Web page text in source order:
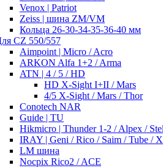
Venox | Patriot
Zeiss | шина ZM/VM
Кольца 26-30-34-35-36-40 мм
CZ 550/557
Aimpoint | Micro / Acro
ARKON Alfa 1+2 / Arma
ATN | 4 / 5 / HD
HD X-Sight I+II / Mars
4/5 X-Sight / Mars / Thor
Conotech NAR
Guide | TU
Hikmicro | Thunder 1-2 / Alpex /
IRAY | Geni / Rico / Saim / Tube /
LM шина
Nocpix Rico2 / ACE